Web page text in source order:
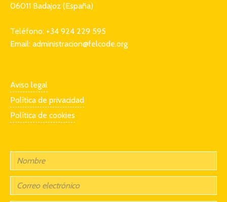
06011 Badajoz (España)
Teléfono: +34 924 229 595
Email: administracion@felcode.org
Aviso legal
Política de privacidad
Política de cookies